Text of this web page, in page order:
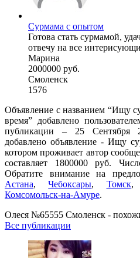
Сурмама с опытом
Готова стать сурмамой,
отвечу на все
Марина
2000000 руб.
Смоленск
1576
Объявление с названием “Ищу
время” добавлено
публикации – 25 Сентября
добавлено объявление - Ищу
котором проживает автор
составляет 1800000 руб.
Обратите внимание на
Астана,Чебоксары, Томск
Комсомольск-на-Амуре.
Олеся №65555 Смоленск -
Все публикации